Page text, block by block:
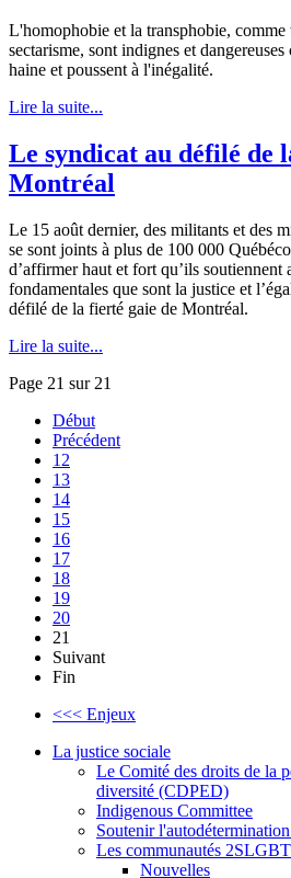
L'homophobie et la transphobie, comme
sectarisme, sont indignes et
haine et poussent à l'inégalité.
Lire la suite...
Le syndicat au défilé de
Montréal
Le 15 août dernier, des militants et des
se sont joints à plus de 100 000
d’affirmer haut et fort qu’ils soutiennent
fondamentales que sont la justice et
défilé de la fierté gaie de Montréal.
Lire la suite...
Page 21 sur 21
Début
Précédent
12
13
14
15
16
17
18
19
20
21
Suivant
Fin
<<< Enjeux
La justice sociale
Le Comité des droits de la
diversité (CDPED)
Indigenous Committee
Soutenir
Les communautés
Nouvelles